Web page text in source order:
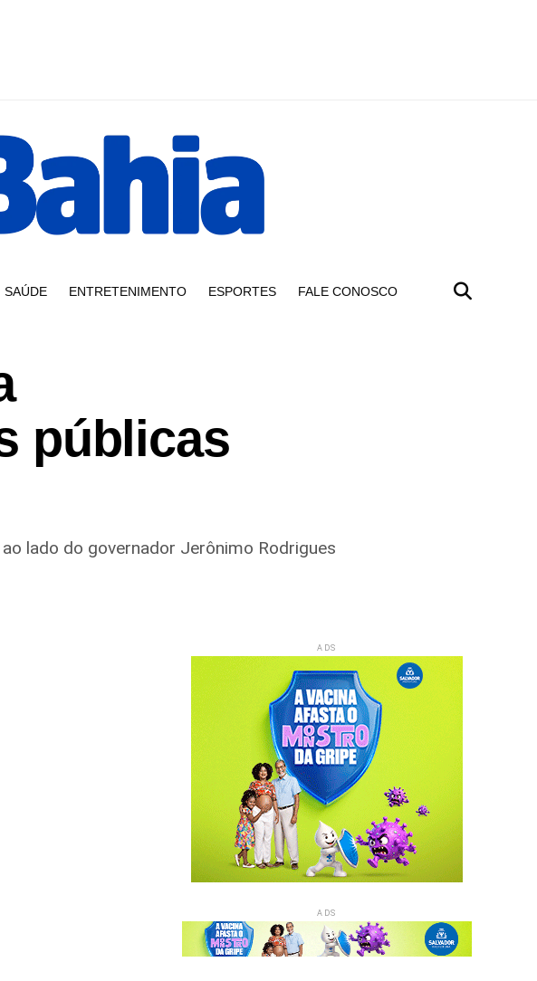
SAÚDE ENTRETENIMENTO ESPORTES FALE CONOSCO
públicas
lado do governador Jerônimo Rodrigues
ADS
ADS